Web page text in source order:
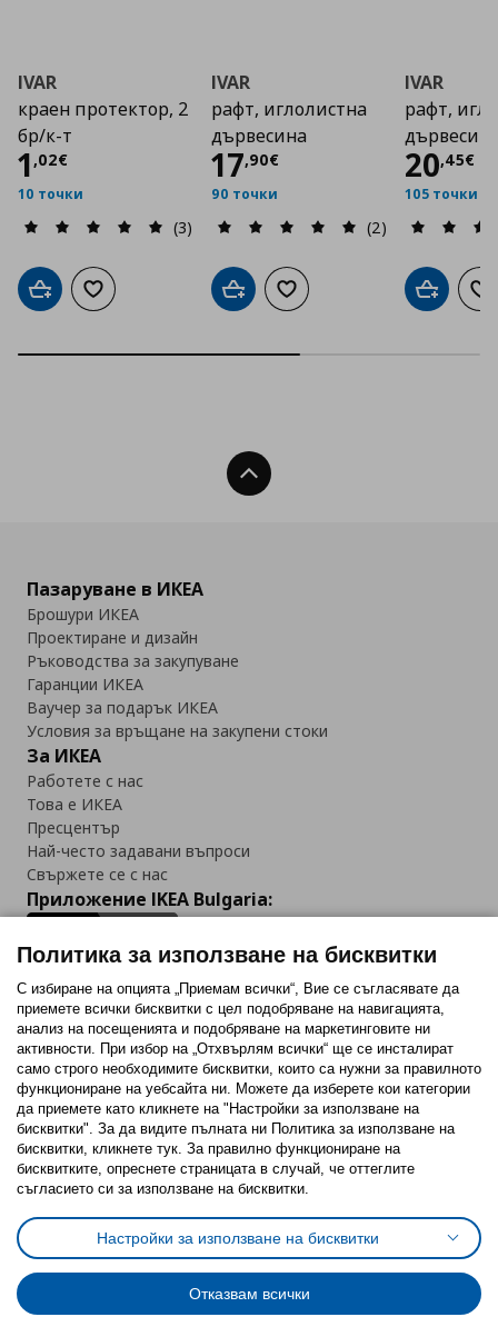
IVAR
краен протектор, 2
бр/к-т
1 ,02€
Цена
10 точки
(3)
Добави в кошницата
Добави към списъка с любими
IVAR
рафт, иглолистна
дървесина
17,90€
Цена
90 точки
(2)
Добави в кошницата
Добави към списъка с
IVAR
рафт,
20,45€
Цена
105 точки
Добави
Нагоре
Пазаруване в ИКЕА
Брошури ИКЕА
Проектиране и дизайн
Ръководства за закупуване
Гаранции ИКЕА
Ваучер за подарък ИКЕА
Условия за връщане на закупени стоки
За ИКЕА
Работете с нас
Това е ИКЕА
Пресцентър
Най-често задавани въпроси
Свържете се с нас
Приложение IKEA Bulgaria:
Последвайте ни:
FacebookTwitterYoutubePinterestInstagram
Политика за използване на бисквитки (Cookies)
Избор на настройки за използване на бисквитки
Условия за ползване на ikea.bgОбща политика за личните данни
Политика за защита на личните данни на ikea.bg
Общи условия на програма IKEA Family
Политика за защита на лични данни на програма IKEA Family
Политика за използване на бисквитки
С избиране на опцията „Приемам всички“, Вие се съгласявате да
приемете всички бисквитки с цел подобряване на навигацията,
анализ на посещенията и подобряване на маркетинговите ни
активности. При избор на „Отхвърлям всички“ ще се инсталират
само строго необходимитe бисквитки, които са нужни за правилното
функциониране на уебсайта ни. Можете да изберете кои категории
да приемете като кликнете на "Настройки за използване на
бисквитки". За да видите пълната ни Политика за използване на
бисквитки, кликнете тук. За правилно функциониране на
бисквитките, опреснете страницата в случай, че оттеглите
съгласието си за използване на бисквитки.
Настройки за използване на бисквитки
Отказвам всички